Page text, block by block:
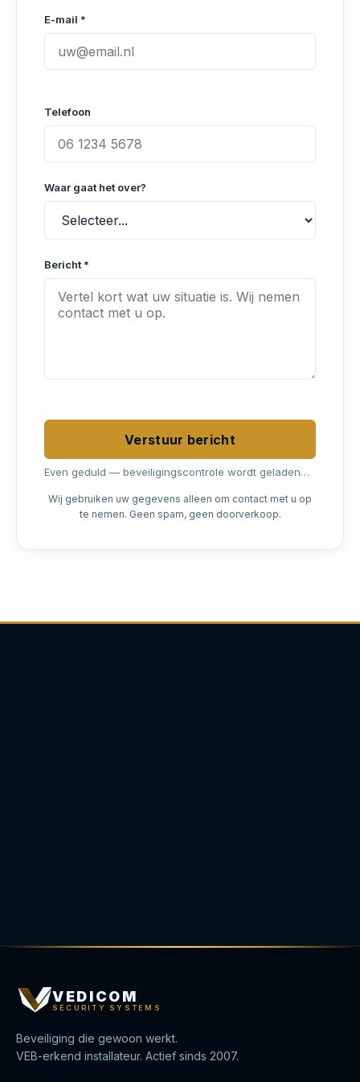
E-mail *
Telefoon
Waar gaat het over?
Bericht *
Verstuur bericht
Even geduld — beveiligingscontrole wordt geladen…
Wij gebruiken uw gegevens alleen om contact met u op
te nemen. Geen spam, geen doorverkoop.
VEDICOM
SECURITY SYSTEMS
Beveiliging die gewoon werkt.
VEB-erkend installateur. Actief sinds 2007.